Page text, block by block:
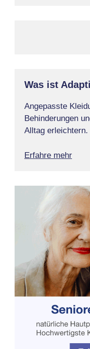
Was ist
Angepasste
Behinderungen
Alltag erleichtern.
Erfahre mehr